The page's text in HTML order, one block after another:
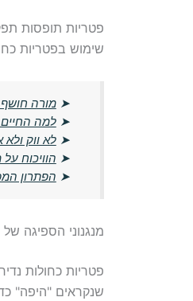
פטריות תופסות
שימוש בפטריות
➤מורה חושף
➤למה
➤לא ווק
➤ הוויכוח על
➤ הפתרון
מנגנוני הספיגה
פטריות כחולות
שנקראים "היפה"